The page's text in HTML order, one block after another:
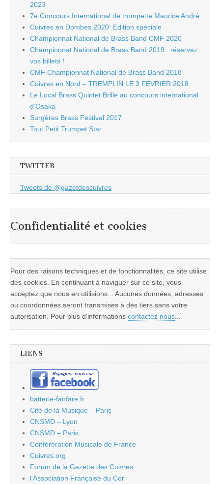
2023
7e Concours International de trompette Maurice André
Cuivres en Dombes 2020: Edition spéciale
Championnat National de Brass Band CMF 2020
Championnat National de Brass Band 2019 : réservez
vos billets !
CMF Championnat National de Brass Band 2018
Cuivres en Nord – TREMPLIN LE 3 FEVRIER 2018
Le Local Brass Quintet Brille au concours international
d’Osaka
Surgères Brass Festival 2017
Tout Petit Trumpet Star
TWITTER
Tweets de @gazetdescuivres
Confidentialité et cookies
Pour des raisons techniques et de fonctionnalités, ce site utilise
des cookies. En continuant à naviguer sur ce site, vous
acceptez que nous en utilisions... Aucunes données, adresses
ou coordonnées seront transmises à des tiers sans votre
autorisation. Pour plus d'informations contactez nous...
LIENS
batterie-fanfare.fr
Cité de la Musique – Paris
CNSMD – Lyon
CNSMD – Paris
Conférération Musicale de France
Cuivres.org
Forum de la Gazette des Cuivres
l'Association Française du Cor